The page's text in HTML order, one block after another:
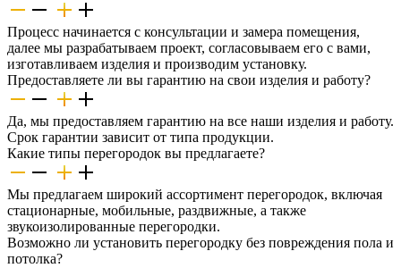
Процесс начинается с консультации и замера помещения,
далее мы разрабатываем проект, согласовываем его с вами,
изготавливаем изделия и производим установку.
Предоставляете ли вы гарантию на свои изделия и работу?
Да, мы предоставляем гарантию на все наши изделия и работу.
Срок гарантии зависит от типа продукции.
Какие типы перегородок вы предлагаете?
Мы предлагаем широкий ассортимент перегородок, включая
стационарные, мобильные, раздвижные, а также
звукоизолированные перегородки.
Возможно ли установить перегородку без повреждения пола и
потолка?